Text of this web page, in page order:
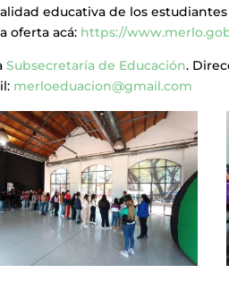
educativa de los
oferta acá: https://
Subsecretaría de Educación.
merloeduacion@gmail.com